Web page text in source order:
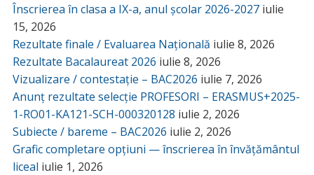
Înscrierea în clasa a IX-a, anul școlar 2026-2027 iulie
15, 2026
Rezultate finale / Evaluarea Națională iulie 8, 2026
Rezultate Bacalaureat 2026 iulie 8, 2026
Vizualizare / contestație – BAC2026 iulie 7, 2026
Anunț rezultate selecție PROFESORI – ERASMUS+2025-
1-RO01-KA121-SCH-000320128 iulie 2, 2026
Subiecte / bareme – BAC2026 iulie 2, 2026
Grafic completare opțiuni — înscrierea în învățământul
liceal iulie 1, 2026